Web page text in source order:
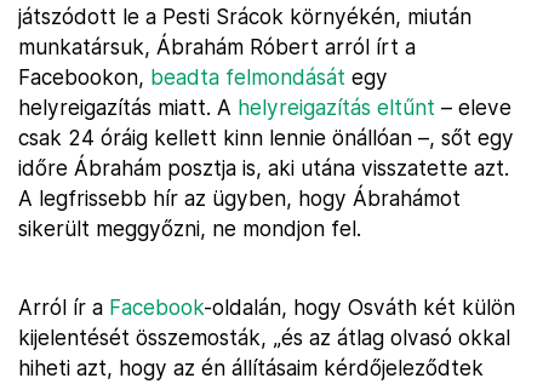
játszódott le a Pesti Srácok környékén, miután
munkatársuk, Ábrahám Róbert arról írt a
Facebookon, beadta felmondását egy
helyreigazítás miatt. A helyreigazítás eltűnt – eleve
csak 24 óráig kellett kinn lennie önállóan –, sőt egy
időre Ábrahám posztja is, aki utána visszatette azt.
A legfrissebb hír az ügyben, hogy Ábrahámot
sikerült meggyőzni, ne mondjon fel.
Arról ír a Facebook-oldalán, hogy Osváth két külön
kijelentését összemosták, „és az átlag olvasó okkal
hiheti azt, hogy az én állításaim kérdőjeleződtek